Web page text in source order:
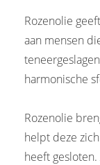
Rozenolie
aan mensen
harmonische
Rozenolie
helpt deze
heeft